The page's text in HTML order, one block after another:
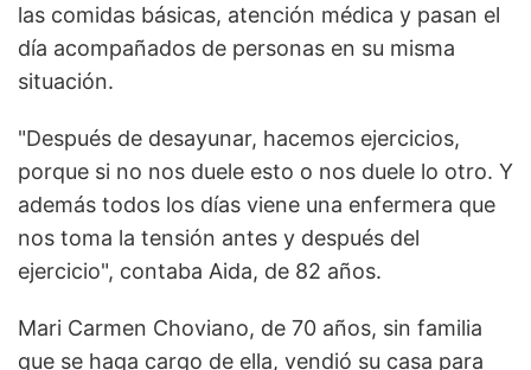
las comidas básicas, atención médica y pasan el
día acompañados de personas en su misma
situación.
"Después de desayunar, hacemos ejercicios,
porque si no nos duele esto o nos duele lo otro. Y
además todos los días viene una enfermera que
nos toma la tensión antes y después del
ejercicio", contaba Aida, de 82 años.
Mari Carmen Choviano, de 70 años, sin familia
que se haga cargo de ella, vendió su casa para